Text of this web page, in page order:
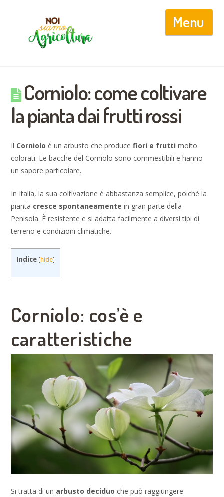
Corniolo: come coltivare
la pianta dai frutti rossi
Il Corniolo è un arbusto che producefiori e frutti molto
colorati. Le bacche del Corniolo sono commestibili e hanno
un sapore particolare.
In Italia, la sua coltivazione è abbastanza semplice, poiché la
pianta cresce spontaneamente in gran parte della
Penisola. È resistente e si adatta facilmente a diversi tipi di
terreno e condizioni climatiche.
Indice [hide]
Corniolo: cos’è e
caratteristiche
Si tratta di un arbusto deciduo che può raggiungere